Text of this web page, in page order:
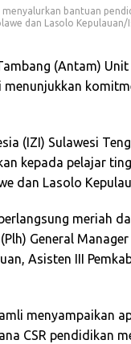
bantuan
dan Lasolo Kepulauan/
(Antam)
menunjukkan
(IZI) Sulawesi
kepada pelajar
dan Lasolo
meriah
General
Asisten III
menyampaikan
CSR pendidikan